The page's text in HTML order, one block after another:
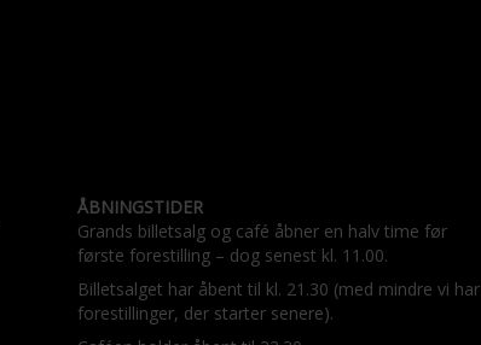
ÅBNINGSTIDER
Grands billetsalg og café åbner en halv time før
første forestilling – dog senest kl. 11.00.
Billetsalget har åbent til kl. 21.30 (med mindre vi har
forestillinger, der starter senere).